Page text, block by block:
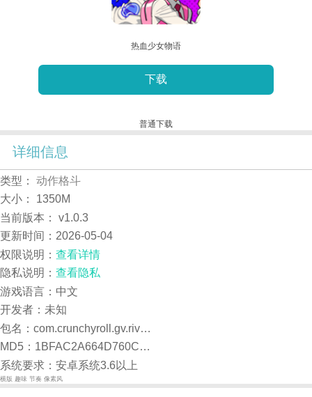
热血少女物语
下载
普通下载
详细信息
类型：
动作格斗
大小：
1350M
当前版本：
v1.0.3
更新时间： 2026-05-04
权限说明： 查看详情
隐私说明： 查看隐私
游戏语言：中文
开发者：未知
包名：com.crunchyroll.gv.rivercitygirls.game.kbinstaller
MD5：1BFAC2A664D760C0689CDE8FCC5131AE
系统要求：安卓系统3.6以上
横版 趣味 节奏 像素风